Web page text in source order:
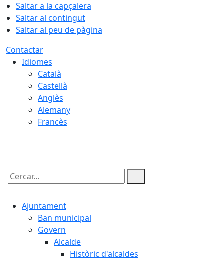
Saltar a la capçalera
Saltar al contingut
Saltar al peu de pàgina
Contactar
Idiomes
Català
Castellà
Anglès
Alemany
Francès
Cercar:
Ajuntament
Ban municipal
Govern
Alcalde
Històric d'alcaldes